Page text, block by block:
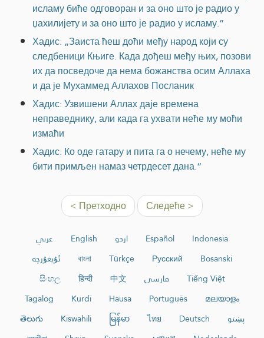
исламу биће одговоран и за оно што је радио у
џахилијету и за оно што је радио у исламу.”
Хадис: „Заиста ћеш доћи међу народ који су
следбеници Књиге. Када дођеш међу њих, позови
их да посведоче да нема божанства осим Аллаха
и да је Мухаммед Аллахов Посланик
Хадис: Узвишени Аллах даје времена
неправеднику, али када га ухвати неће му моћи
измаћи
Хадис: Ко оде гатару и пита га о нечему, неће му
бити примљен намаз четрдесет дана.“
< Претходно Следеће >
عربي English اردو Español
Indonesia
ئۇيغۇرچە
বাংলা Türkçe Русский
Bosanski
සිංහල
हिन्दी 中文 فارسی
Tiếng Việt
Tagalog
Kurdî Hausa Português
മലയാളം
తెలుగు
Kiswahili မြန်မာ ไทย Deutsch
پښتو